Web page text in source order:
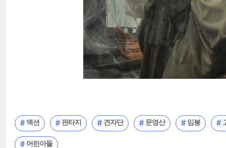
액션 판타지 견자단 문영산 임봉
어린아들